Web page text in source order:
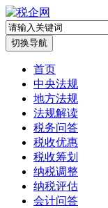
切换导航
首页
中央法规
地方法规
法规解读
税务问答
税收优惠
税收筹划
纳税调整
纳税评估
会计问答